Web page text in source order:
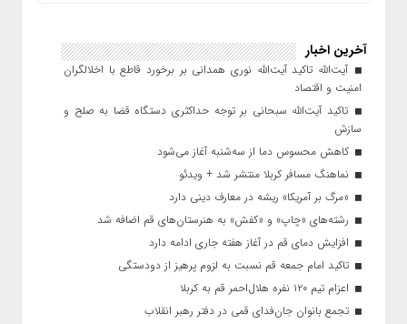
آخرین اخبار
آیت‌الله تاکید آیت‌الله نوری همدانی بر برخورد قاطع با اخلالگران
امنیت و اقتصاد
تاکید آیت‌الله‌ سبحانی بر توجه حداکثری دستگاه قضا به صلح و
سازش
کاهش محسوس دما از سه‌شنبه آغاز می‌شود
نماهنگ مسافر کربلا منتشر شد + ویدئو
«مرگ بر آمریکا» ریشه در معارف دینی دارد
رشته‌های «چاپ» و «کفش» به هنرستان‌های قم اضافه شد
افزایش دمای قم در آغاز هفته جاری ادامه دارد
تاکید امام جمعه قم نسبت به لزوم پرهیز از دودستگی
اعزام تیم ۱۲۰ نفره هلال‌احمر قم به کربلا
تجمع بانوان جان‌فدای قمی در دفتر رهبر انقلاب